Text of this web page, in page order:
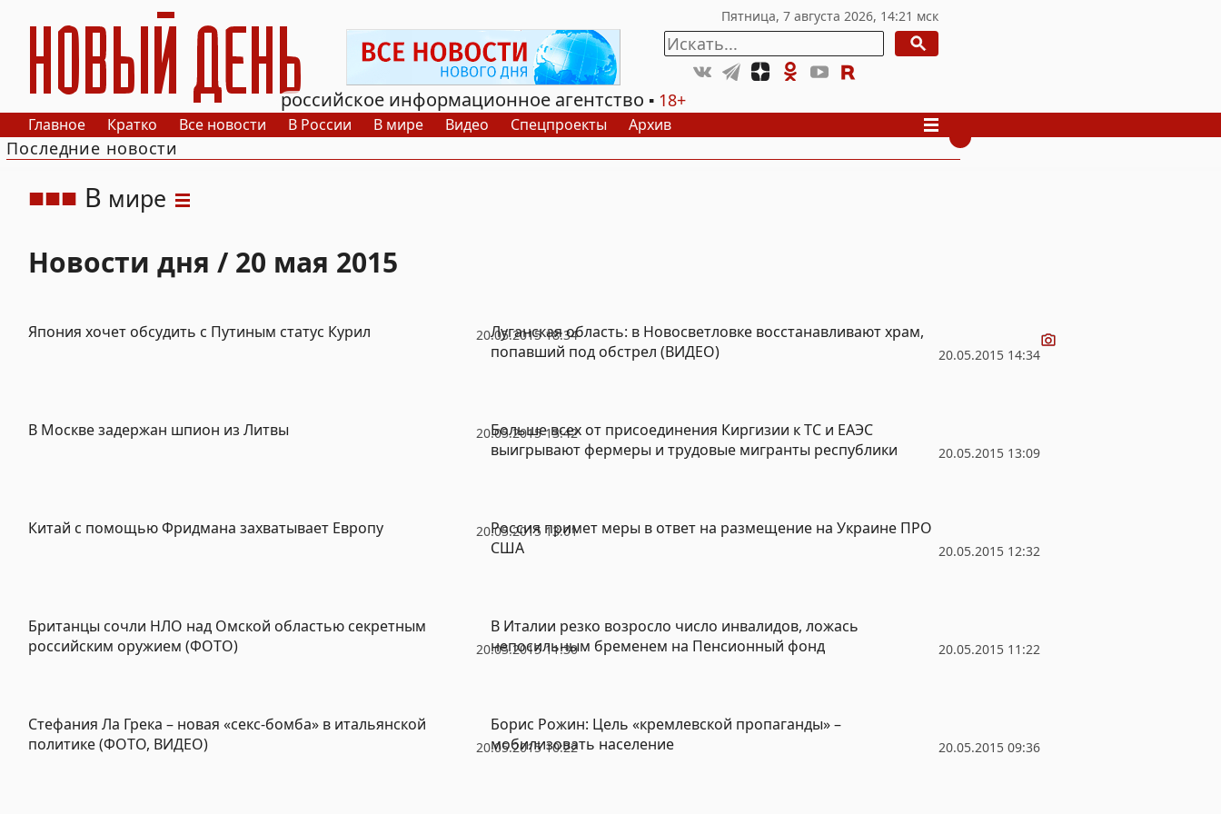
РИА Новый День
российское информационное агентство
18+
Главное Кратко Все новости В России В мире Видео Спецпроекты Архив
Последние новости
В мире
Новости дня / 20 мая 2015
20.05.2015 18:34
Япония хочет обсудить с Путиным статус Курил
20.05.2015 14:34
Луганская область: в Новосветловке восстанавливают храм,
попавший под обстрел (ВИДЕО)
20.05.2015 13:42
В Москве задержан шпион из Литвы
20.05.2015 13:09
Больше всех от присоединения Киргизии к ТС и ЕАЭС
выигрывают фермеры и трудовые мигранты республики
20.05.2015 13:01
Китай с помощью Фридмана захватывает Европу
20.05.2015 12:32
Россия примет меры в ответ на размещение на Украине ПРО
США
20.05.2015 11:30
Британцы сочли НЛО над Омской областью секретным
российским оружием (ФОТО)
20.05.2015 11:22
В Италии резко возросло число инвалидов, ложась
непосильным бременем на Пенсионный фонд
20.05.2015 10:22
Стефания Ла Грека – новая «секс-бомба» в итальянской
политике (ФОТО, ВИДЕО)
20.05.2015 09:36
Борис Рожин: Цель «кремлевской пропаганды» –
мобилизовать население